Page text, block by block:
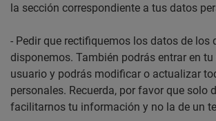
la sección correspondiente a tus datos
- Pedir que rectifiquemos los datos de los
disponemos. También podrás entrar en tu
usuario y podrás modificar o actualizar
personales. Recuerda, por favor que solo
facilitarnos tu información y no la de un